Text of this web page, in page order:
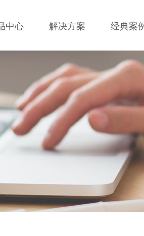
中心 解决方案 经典案